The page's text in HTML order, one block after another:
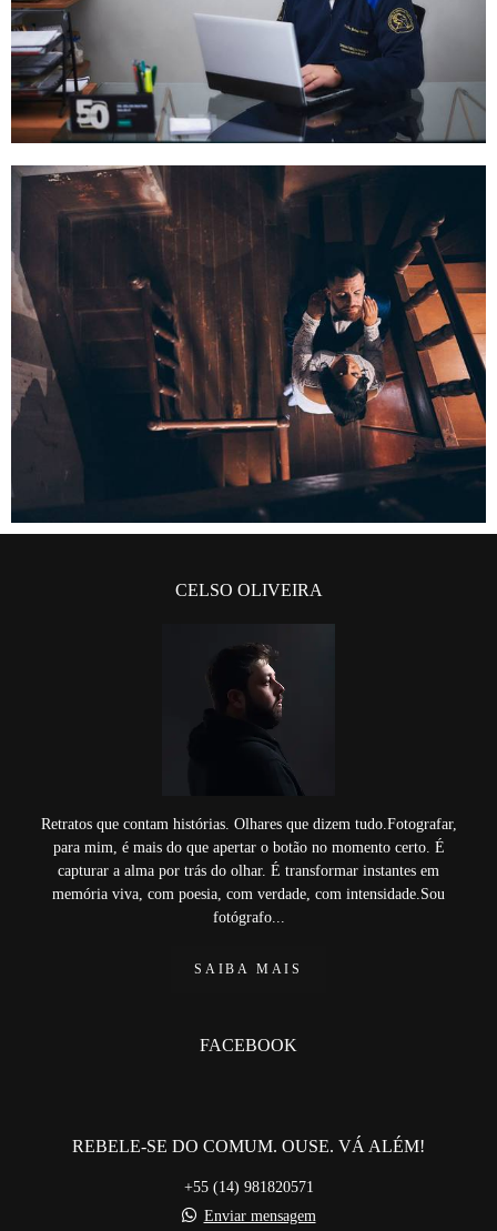
CELSO OLIVEIRA
Retratos que contam histórias. Olhares que dizem tudo.Fotografar,
para mim, é mais do que apertar o botão no momento certo. É
capturar a alma por trás do olhar. É transformar instantes em
memória viva, com poesia, com verdade, com intensidade.Sou
fotógrafo...
SAIBA MAIS
FACEBOOK
REBELE-SE DO COMUM. OUSE. VÁ ALÉM!
+55 (14) 981820571
Enviar mensagem